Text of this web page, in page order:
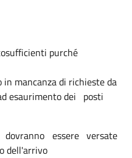
purché
mancanza di richieste da
esaurimento dei posti
essere versate
dell'arrivo